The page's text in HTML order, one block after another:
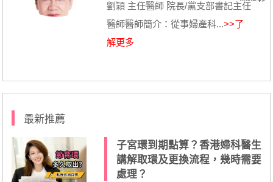
劉穎 主任醫師 院長/黨支部書記主任
醫師醫師簡介：從事婦產科...>>了
解更多
最新推薦
子宮環到期點算？香港婦科醫生
講解取環及更換流程，幾時需要
處理？